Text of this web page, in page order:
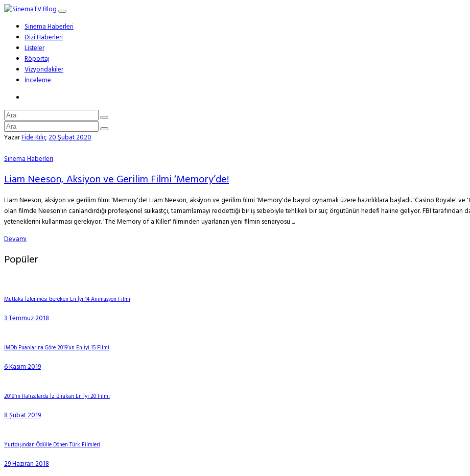
Sinema Haberleri
Dizi Haberleri
Listeler
Röportaj
Vizyondakiler
İnceleme
YazarFide Kılıç20 Şubat 2020
Sinema Haberleri
Liam Neeson, Aksiyon ve Gerilim Filmi ‘Memory’de!
Liam Neeson, aksiyon ve gerilim filmi 'Memory'de! Liam Neeson, aksiyon ve gerilim filmi 'Memory'de başrol oynamak üzere hazırlıklara başladı. 'Casino Royale'
olan filmde Neeson'ın canlandırdığı profesyonel suikastçı, tamamlamayı reddettiği bir iş sebebiyle tehlikeli bir suç örgütünün hedefi haline geliyor. FBI tarafından
yeteneklerini kullanması gerekiyor. 'The Memory of a Killer' filminden uyarlanan yeni filmin senaryosu ...
Devamı
Popüler
Mutlaka İzlenmesi Gereken En İyi 14 Animasyon Filmi
3 Temmuz 2018
IMDb Puanlarına Göre 2019’un En İyi 15 Filmi
6 Kasım 2019
2018’in Hafızalarda İz Bırakan En İyi 20 Filmi
8 Şubat 2019
Yurtdışından Ödülle Dönen Türk Filmleri
29 Haziran 2018